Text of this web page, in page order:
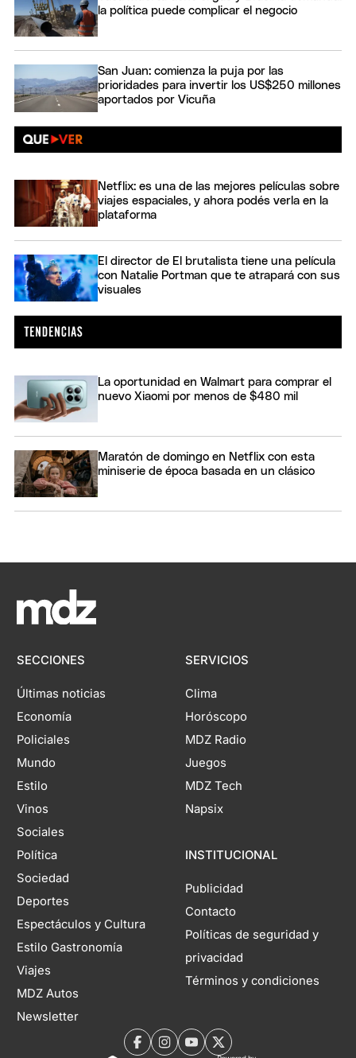
la política puede complicar el negocio
San Juan: comienza la puja por las
prioridades para invertir los US$250 millones
aportados por Vicuña
Netflix: es una de las mejores películas sobre
viajes espaciales, y ahora podés verla en la
plataforma
El director de El brutalista tiene una película
con Natalie Portman que te atrapará con sus
visuales
La oportunidad en Walmart para comprar el
nuevo Xiaomi por menos de $480 mil
Maratón de domingo en Netflix con esta
miniserie de época basada en un clásico
SECCIONES
Últimas noticias
Economía
Policiales
Mundo
Estilo
Vinos
Sociales
Política
Sociedad
Deportes
Espectáculos y Cultura
Estilo Gastronomía
Viajes
MDZ Autos
Newsletter
SERVICIOS
Clima
Horóscopo
MDZ Radio
Juegos
MDZ Tech
Napsix
INSTITUCIONAL
Publicidad
Contacto
Políticas de seguridad y
privacidad
Términos y condiciones